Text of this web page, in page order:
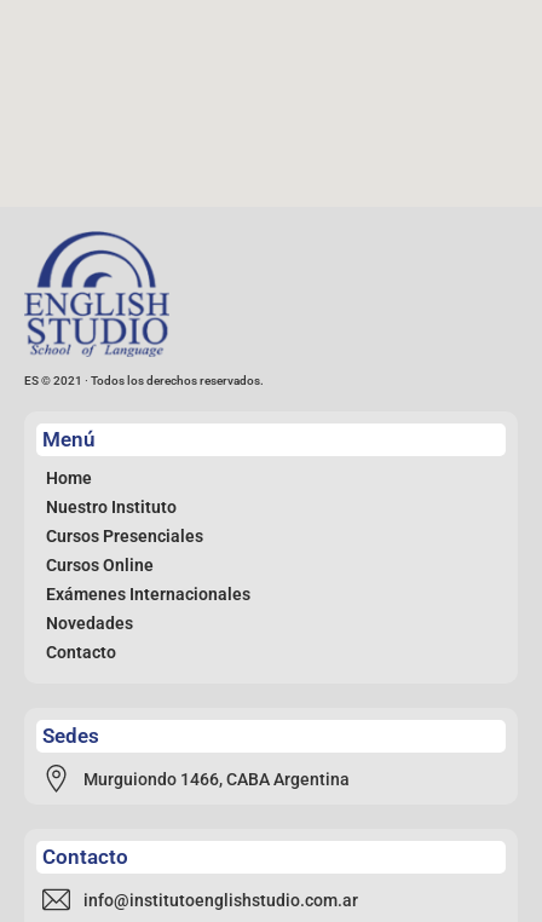
ES © 2021 ∙ Todos los derechos reservados.
Menú
Home
Nuestro Instituto
Cursos Presenciales
Cursos Online
Exámenes Internacionales
Novedades
Contacto
Sedes
Murguiondo 1466, CABA Argentina
Contacto
info@institutoenglishstudio.com.ar